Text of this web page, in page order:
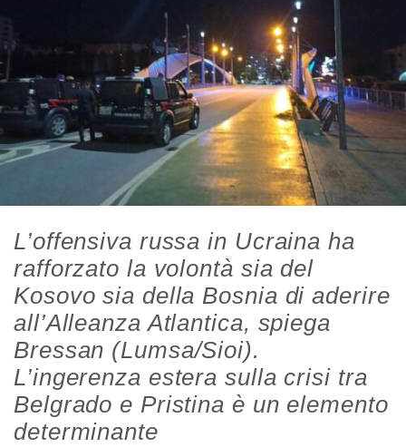
L’offensiva russa in Ucraina ha
rafforzato la volontà sia del
Kosovo sia della Bosnia di aderire
all’Alleanza Atlantica, spiega
Bressan (Lumsa/Sioi).
L’ingerenza estera sulla crisi tra
Belgrado e Pristina è un elemento
determinante